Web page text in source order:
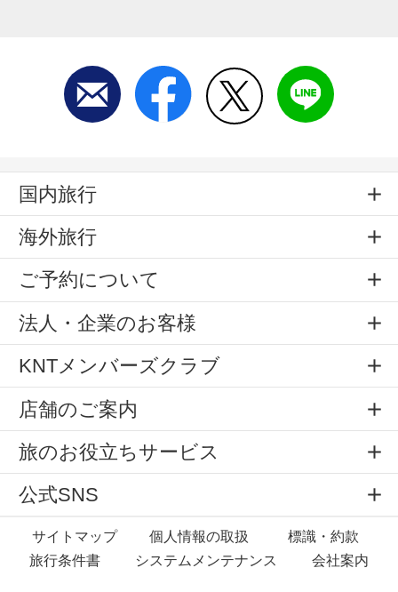
国内旅行
海外旅行
ご予約について
法人・企業のお客様
KNTメンバーズクラブ
店舗のご案内
旅のお役立ちサービス
公式SNS
サイトマップ 個人情報の取扱
標識・約款
旅行条件書
システムメンテナンス 会社案内